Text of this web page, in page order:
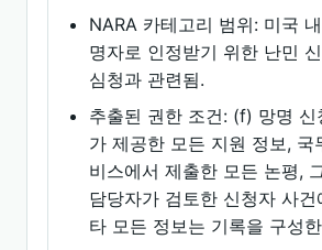
NARA 카테고리 범위: 미국
명자로 인정받기 위한 난민
심청과 관련됨.
추출된 권한 조건: (f) 망명 신
가 제공한 모든 지원 정보, 국
비스에서 제출한 모든 논평,
담당자가 검토한 신청자 사건
타 모든 정보는 기록을 구성